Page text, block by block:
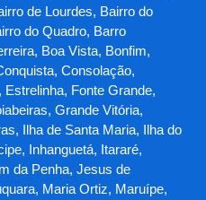
de Lourdes, Bairro do
do Quadro, Barro
Boa Vista, Bonfim,
Consolação,
Fonte Grande,
Grande Vitória,
Ilha de Santa Maria, Ilha do
Inhanguetá, Itararé,
da Penha, Jesus de
Maria Ortiz, Maruípe,